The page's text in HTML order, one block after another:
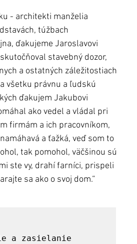
- architekti manželia
túžbach
ďakujeme Jaroslavovi
stavebný dozor,
a ostatných záležitostiach
všetku právnu a ľudskú
ďakujem Jakubovi
ako vedel a vládal pri
firmám a ich pracovníkom,
a ťažká, veď som to
tak pomohol, väčšinou sú
ste vy, drahí farníci, prispeli
sa ako o svoj dom.“
a zasielanie